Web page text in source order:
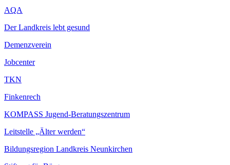
AQA
Der Landkreis lebt gesund
Demenzverein
Jobcenter
TKN
Finkenrech
KOMPASS Jugend-Beratungszentrum
Leitstelle „Älter werden“
Bildungsregion Landkreis Neunkirchen